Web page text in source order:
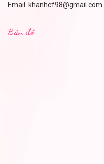
Email: khanhcf98@gmail.com
Bản đồ